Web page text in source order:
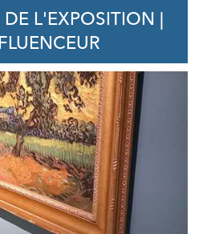
L'EXPOSITION |